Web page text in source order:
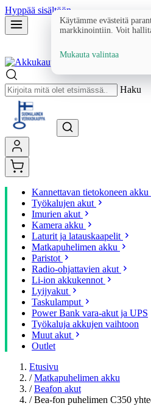
Hyppää sisältöön
Haku
Kannettavan tietokoneen akku
Työkalujen akut
Imurien akut
Kamera akku
Laturit ja latauskaapelit
Matkapuhelimen akku
Paristot
Radio-ohjattavien akut
Li-ion akkukennot
Lyijyakut
Taskulamput
Power Bank vara-akut ja UPS
Työkaluja akkujen vaihtoon
Muut akut
Outlet
Etusivu
/ Matkapuhelimen akku
/ Beafon akut
/ Bea-fon puhelimen C350
Käytämme evästeitä
markkinointiin. Voit
Mukauta valintaa